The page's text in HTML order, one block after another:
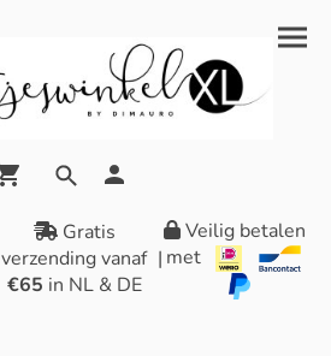
Gratis
verzending vanaf
€65 in NL & DE
|
Veilig betalen
met